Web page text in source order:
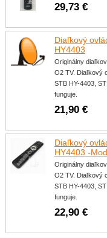
29,73 €
Diaľkový
HY4403
Originálny
O2 TV. Diaľkový
STB HY-4403,
funguje.
21,90 €
Diaľkový
HY4403 -
Originálny
O2 TV. Diaľkový
STB HY-4403,
funguje.
22,90 €